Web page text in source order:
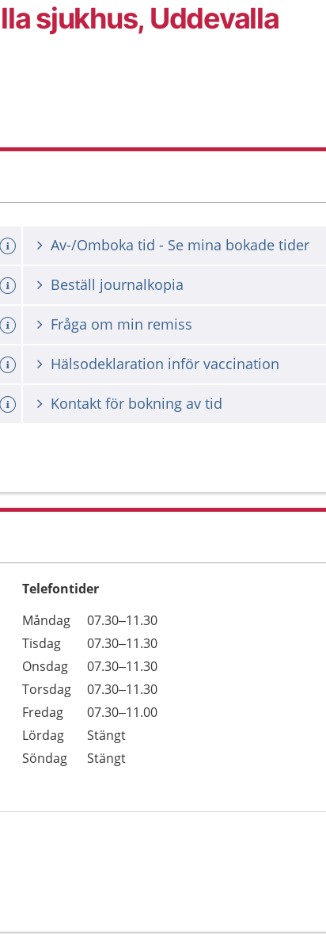
sjukhus, Uddevalla
Av-/Omboka tid - Se mina bokade tider
Beställ journalkopia
Fråga om min remiss
Hälsodeklaration inför vaccination
Kontakt för bokning av tid
Telefontider
Dag
Öppettider
Kommentarer
Måndag
07.30–11.30
Tisdag
07.30–11.30
Onsdag
07.30–11.30
Torsdag
07.30–11.30
Fredag
07.30–11.00
Lördag
Stängt
Söndag
Stängt